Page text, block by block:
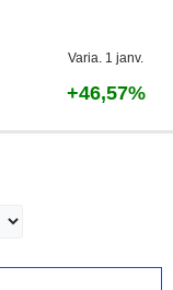
Varia. 1 janv.
+46,57%